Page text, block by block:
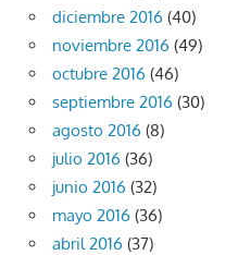
diciembre 2016 (40)
noviembre 2016 (49)
octubre 2016 (46)
septiembre 2016 (30)
agosto 2016 (8)
julio 2016 (36)
junio 2016 (32)
mayo 2016 (36)
abril 2016 (37)